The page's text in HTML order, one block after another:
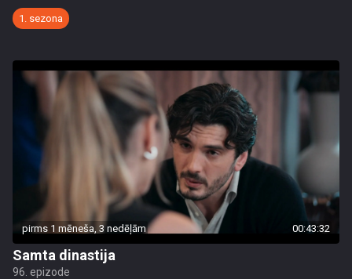
1. sezona
pirms 1 mēneša, 3 nedēļām 00:43:32
Samta dinastija
96. epizode